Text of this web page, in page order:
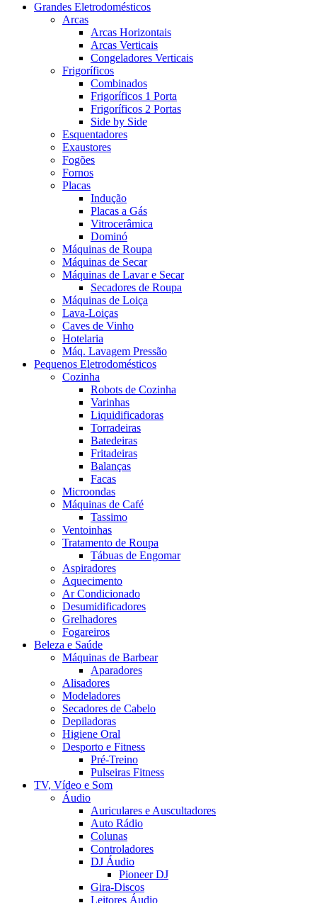
Grandes Eletrodomésticos
Arcas
Arcas Horizontais
Arcas Verticais
Congeladores Verticais
Frigoríficos
Combinados
Frigoríficos 1 Porta
Frigoríficos 2 Portas
Side by Side
Esquentadores
Exaustores
Fogões
Fornos
Placas
Indução
Placas a Gás
Vitrocerâmica
Dominó
Máquinas de Roupa
Máquinas de Secar
Máquinas de Lavar e Secar
Secadores de Roupa
Máquinas de Loiça
Lava-Loiças
Caves de Vinho
Hotelaria
Máq. Lavagem Pressão
Pequenos Eletrodomésticos
Cozinha
Robots de Cozinha
Varinhas
Liquidificadoras
Torradeiras
Batedeiras
Fritadeiras
Balanças
Facas
Microondas
Máquinas de Café
Tassimo
Ventoinhas
Tratamento de Roupa
Tábuas de Engomar
Aspiradores
Aquecimento
Ar Condicionado
Desumidificadores
Grelhadores
Fogareiros
Beleza e Saúde
Máquinas de Barbear
Aparadores
Alisadores
Modeladores
Secadores de Cabelo
Depiladoras
Higiene Oral
Desporto e Fitness
Pré-Treino
Pulseiras Fitness
TV, Vídeo e Som
Áudio
Auriculares e Auscultadores
Auto Rádio
Colunas
Controladores
DJ Áudio
Pioneer DJ
Gira-Discos
Leitores Áudio